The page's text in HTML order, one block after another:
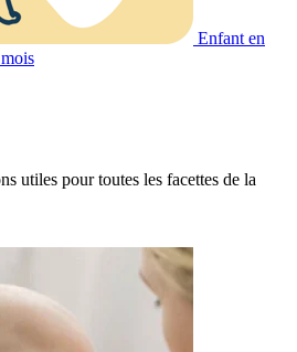
Enfant en
utiles pour toutes les facettes de la